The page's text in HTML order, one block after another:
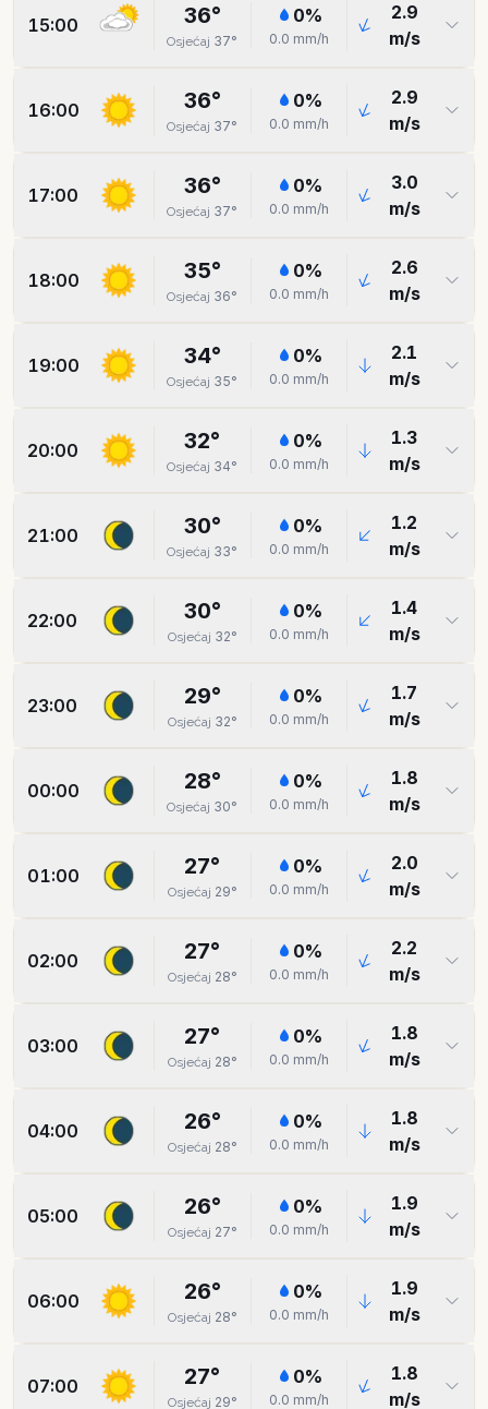
15:00 36°
Osjećaj 37°
0%
0.0 mm/h
2.9
m/s
16:00 36°
Osjećaj 37°
0%
0.0 mm/h
2.9
m/s
17:00 36°
Osjećaj 37°
0%
0.0 mm/h
3.0
m/s
18:00 35°
Osjećaj 36°
0%
0.0 mm/h
2.6
m/s
19:00 34°
Osjećaj 35°
0%
0.0 mm/h
2.1
m/s
20:00 32°
Osjećaj 34°
0%
0.0 mm/h
1.3
m/s
21:00 30°
Osjećaj 33°
0%
0.0 mm/h
1.2
m/s
22:00 30°
Osjećaj 32°
0%
0.0 mm/h
1.4
m/s
23:00 29°
Osjećaj 32°
0%
0.0 mm/h
1.7
m/s
00:00 28°
Osjećaj 30°
0%
0.0 mm/h
1.8
m/s
01:00 27°
Osjećaj 29°
0%
0.0 mm/h
2.0
m/s
02:00 27°
Osjećaj 28°
0%
0.0 mm/h
2.2
m/s
03:00 27°
Osjećaj 28°
0%
0.0 mm/h
1.8
m/s
04:00 26°
Osjećaj 28°
0%
0.0 mm/h
1.8
m/s
05:00 26°
Osjećaj 27°
0%
0.0 mm/h
1.9
m/s
06:00 26°
Osjećaj 28°
0%
0.0 mm/h
1.9
m/s
07:00 27°
Osjećaj 29°
0%
0.0 mm/h
1.8
m/s